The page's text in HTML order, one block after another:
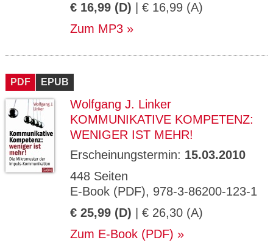
€ 16,99 (D) | € 16,99 (A)
Zum MP3
PDF EPUB
Wolfgang J. Linker
KOMMUNIKATIVE KOMPETENZ:
WENIGER IST MEHR!
Erscheinungstermin: 15.03.2010
448 Seiten
E-Book (PDF), 978-3-86200-123-1
€ 25,99 (D) | € 26,30 (A)
Zum E-Book (PDF)